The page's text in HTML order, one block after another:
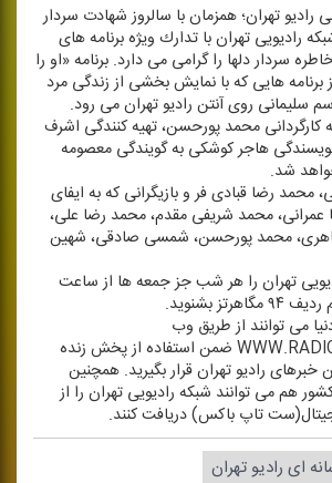
رادیو تهران؛ همزمان با سالروز شهادت سردار
رادیویی تهران با تدارك ویژه برنامه های
سردار دلها را گرامی می دارد. برنامه «او را
برنامه هایی كه با نمایش بخشی از زندگی مرد
سلیمانی روی آنتن رادیو تهران می رود.
كارگردانی محمد پورحسن، تهیه كنندگی اشرف
هاجر كوشكی به گویندگی معصومه
شد.
محمد رضا قبادی فر و بازیگرانی كه به ایفای
عمرانی، محمد شریفی مقدم، محمد رضا علی،
طاهری، محمد پورحسن، شمسی صادقی، شهین
تهران را هر شب جز جمعه ها از ساعت
می توانند از طریق وب
سایتWWW.RADIOTEHRAN.IR ضمن استفاده از پخش زنده
خبرهای رادیو تهران قرار بگیرید. همچنین
هم می توانند شبكه رادیویی تهران را از
تاپ باكس) دریافت كنند.
ای رادیو تهران